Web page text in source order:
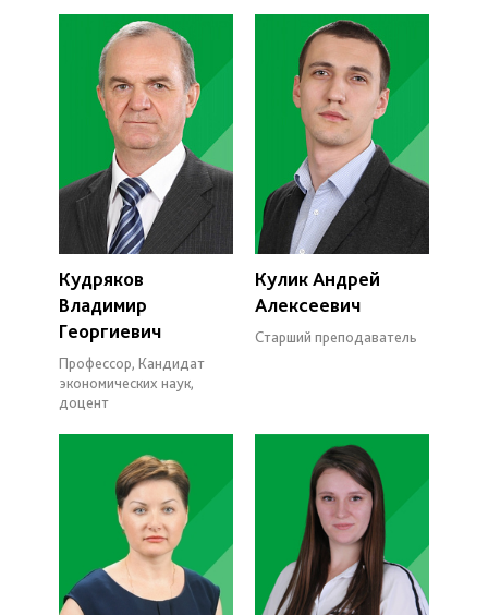
Кудряков
Владимир
Георгиевич
Профессор, Кандидат
экономических наук,
доцент
Кулик Андрей
Алексеевич
Старший преподаватель